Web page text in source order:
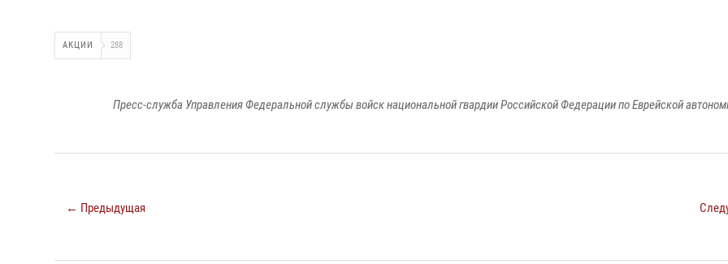
АКЦИИ 288
Пресс-служба Управления Федеральной службы войск национальной гвардии Российской Федерации по Еврейской
← Предыдущая